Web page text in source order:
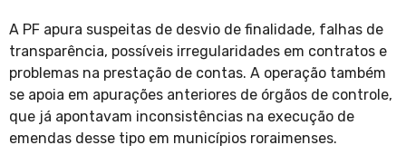
A PF apura suspeitas de desvio de finalidade, falhas de
transparência, possíveis irregularidades em contratos e
problemas na prestação de contas. A operação também
se apoia em apurações anteriores de órgãos de controle,
que já apontavam inconsistências na execução de
emendas desse tipo em municípios roraimenses.